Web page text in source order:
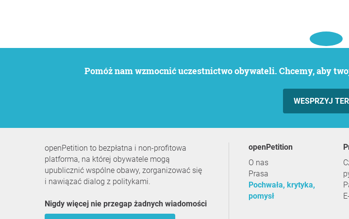
Pomóż nam wzmocnić uczestnictwo obywateli. Chcemy, aby
WESPRZYJ
openPetition to bezpłatna i non-profitowa
platforma, na której obywatele mogą
upublicznić wspólne obawy, zorganizować się
i nawiązać dialog z politykami.
Nigdy więcej nie przegap żadnych wiadomości
openPetition
O nas
Prasa
Pochwała, krytyka,
pomysł